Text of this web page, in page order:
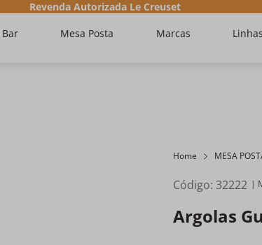
Revenda Autorizada Le Creuset
Bar Mesa Posta Marcas Linhas
Home MESA
Código:32222
Argolas